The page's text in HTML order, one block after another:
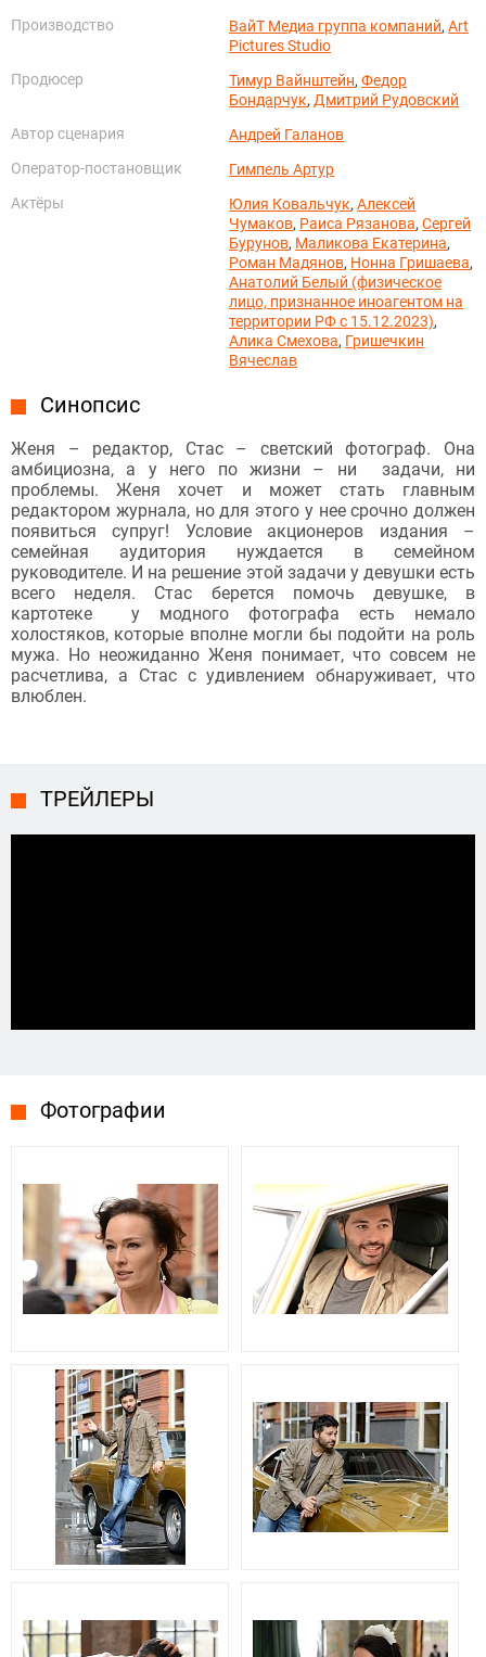
Производство
ВайТ Медиа группа компаний,Art
Pictures Studio
Продюсер
Тимур Вайнштейн,Федор
Бондарчук, Дмитрий Рудовский
Автор сценария
Андрей Галанов
Оператор-постановщик
Гимпель Артур
Актёры
Юлия Ковальчук,Алексей
Чумаков, Раиса Рязанова,Сергей
Бурунов, Маликова Екатерина,
Роман Мадянов, Нонна Гришаева,
Анатолий Белый (физическое
лицо, признанное иноагентом на
территории РФ с 15.12.2023),
Алика Смехова, Гришечкин
Вячеслав
Синопсис
Женя – редактор, Стас – светский фотограф. Она
амбициозна, а у него по жизни – ни задачи, ни
проблемы. Женя хочет и может стать главным
редактором журнала, но для этого у нее срочно должен
появиться супруг! Условие акционеров издания –
семейная аудитория нуждается в семейном
руководителе. И на решение этой задачи у девушки есть
всего неделя. Стас берется помочь девушке, в
картотеке у модного фотографа есть немало
холостяков, которые вполне могли бы подойти на роль
мужа. Но неожиданно Женя понимает, что совсем не
расчетлива, а Стас с удивлением обнаруживает, что
влюблен.
ТРЕЙЛЕРЫ
Фотографии